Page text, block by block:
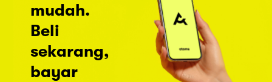
mudah.
Beli
sekarang,
bayar